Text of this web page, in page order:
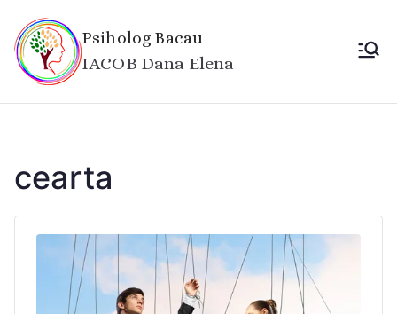
conținut
Psiholog Bacau
IACOB Dana Elena
cearta